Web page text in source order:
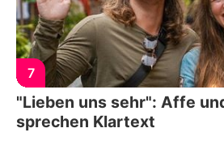
7
"Lieben uns sehr": Affe
sprechen Klartext